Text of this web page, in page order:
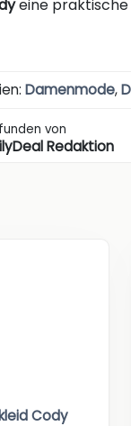
eine praktische
Damenmode,
von
Redaktion
Cody